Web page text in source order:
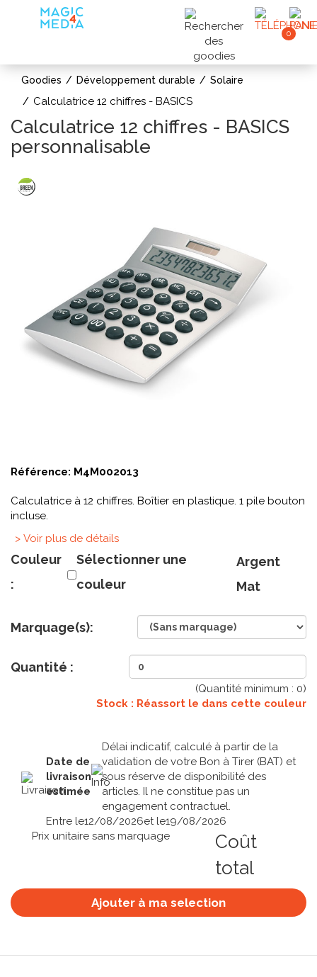
0
Goodies Développement durable Solaire
Calculatrice 12 chiffres - BASICS
Calculatrice 12 chiffres - BASICS
personnalisable
Référence: M4M002013
Calculatrice à 12 chiffres. Boîtier en plastique. 1 pile bouton
incluse.
> Voir plus de détails
Couleur
:
Sélectionner une
couleur
Argent
Mat
Marquage(s):
Quantité :
(Quantité minimum : 0)
Stock : Réassort le dans cette couleur
Date de
livraison
estimée
Délai indicatif, calculé à partir de la
validation de votre Bon à Tirer (BAT) et
sous réserve de disponibilité des
articles. Il ne constitue pas un
engagement contractuel.
Entre le12/08/2026et le19/08/2026
Prix unitaire sans marquage
Coût
total
Ajouter à ma selection